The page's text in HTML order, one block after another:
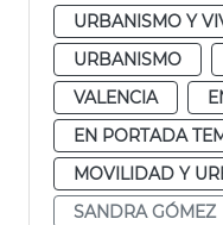
URBANISMO Y
URBANISMO
VALENCIA
EN PORTADA
MOVILIDAD Y
SANDRA GÓMEZ